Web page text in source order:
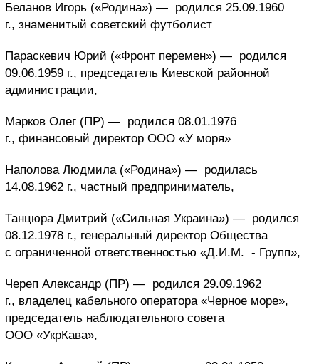
Беланов Игорь («Родина») — родился 25.09.1960
г., знаменитый советский футболист
Параскевич Юрий («Фронт перемен») — родился
09.06.1959 г., председатель Киевской районной
администрации,
Марков Олег (ПР) — родился 08.01.1976
г., финансовый директор ООО «У моря»
Наполова Людмила («Родина») — родилась
14.08.1962 г., частный предприниматель,
Танцюра Дмитрий («Сильная Украина») — родился
08.12.1978 г., генеральный директор Общества
с ограниченной ответственностью «Д.И.М. - Групп»,
Череп Александр (ПР) — родился 29.09.1962
г., владелец кабельного оператора «Черное море»,
председатель наблюдательного совета
ООО «УкрКава»,